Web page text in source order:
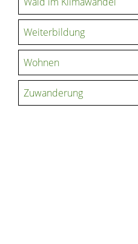
Weiterbildung
Wohnen
Zuwanderung